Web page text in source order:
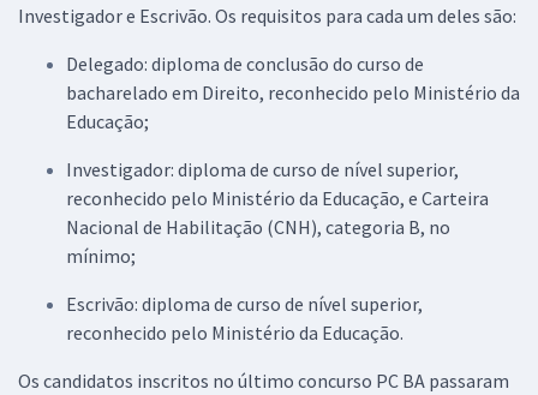
Treinamento Intensivo para PC BA - Delegado de Polícia (Pós-Edital)
R$ 319,92à vista
ou 12x de R$26,66
Comprar
Investigador e Escrivão. Os requisitos para cada um deles são:
Delegado: diploma de conclusão do curso de
bacharelado em Direito, reconhecido pelo Ministério da
Educação;
Investigador: diploma de curso de nível superior,
reconhecido pelo Ministério da Educação, e Carteira
Nacional de Habilitação (CNH), categoria B, no
mínimo;
Escrivão: diploma de curso de nível superior,
reconhecido pelo Ministério da Educação.
Os candidatos inscritos no último concurso PC BA passaram